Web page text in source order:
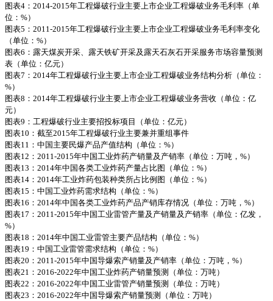
图表4：2014-2015年工程爆破行业主要上市企业工程爆破业务毛利率（单
位：%）
图表5：2011-2015年工程爆破行业主要上市企业工程爆破业务毛利率变化
（单位：%）
图表6：露天煤炭开采、露天铁矿开采及露天石灰石开采服务市场容量预测
表（单位：亿元）
图表7：2014年工程爆破行业主要上市企业工程爆破业务结构分析（单位：
%）
图表8：2014年工程爆破行业主要上市企业工程爆破业务营收（单位：亿
元）
图表9：工程爆破行业主要招投标项目（单位：亿元）
图表10：截至2015年工程爆破行业主要兼并重组事件
图表11：中国主要民爆产品产值结构（单位：%）
图表12：2011-2015年中国工业炸药产销量及产销率（单位：万吨，%）
图表13：2014年中国各类工业炸药产量占比图（单位：%）
图表14：2014年工业炸药包装种类所占比例图（单位：%）
图表15：中国工业炸药需求结构（单位：%）
图表16：2014年中国各类工业炸药产品产销库存情况（单位：万吨，%）
图表17：2011-2015年中国工业雷管产量及产销量及产销率（单位：亿发，
%）
图表18：2014年中国工业雷管主要产品结构（单位：%）
图表19：中国工业雷管需求结构（单位：%）
图表20：2011-2015年中国导爆索产销量及产销率（单位：万吨，%）
图表21：2016-2022年中国工业炸药产销量预测（单位：万吨）
图表22：2016-2022年中国工业雷管产销量预测（单位：万吨）
图表23：2016-2022年中国导爆索产销量预测（单位：万吨）